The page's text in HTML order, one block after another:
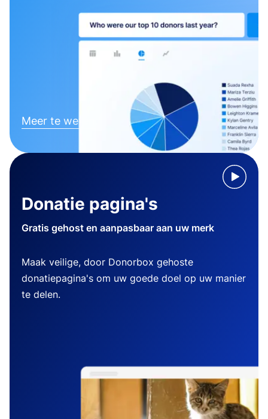
Meer te weten komen
Donatie pagina's
Gratis gehost en aanpasbaar aan uw merk
Maak veilige, door Donorbox gehoste
donatiepagina's om uw goede doel op uw manier
te delen.